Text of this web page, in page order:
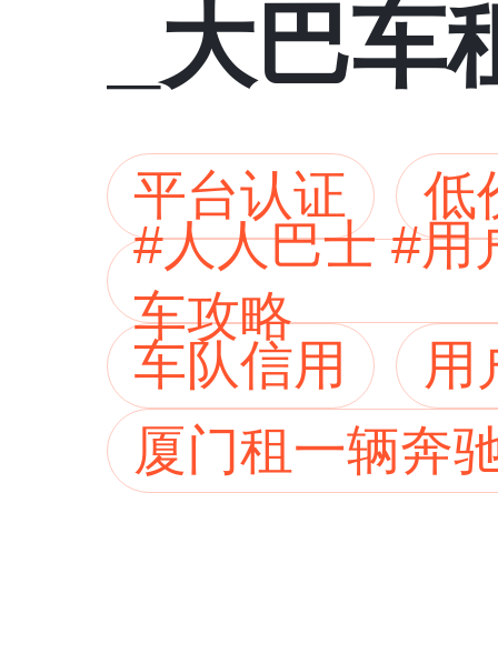
_大巴
平台认证
低
#人人巴士 #用
车攻略
车队信用
用
厦门租一辆奔